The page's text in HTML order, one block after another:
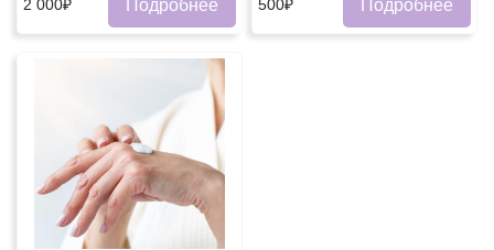
2 000₽ Подробнее 500₽ Подробнее